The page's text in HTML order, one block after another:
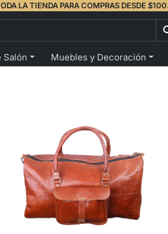
LA TIENDA PARA COMPRAS DESDE
Salón Muebles y Decoración